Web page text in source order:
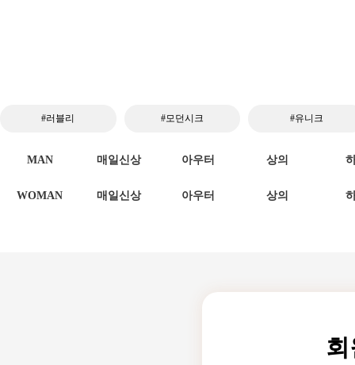
#러블리 #모던시크 #유니크
MAN 매일신상 아우터 상의
WOMAN 매일신상 아우터 상의